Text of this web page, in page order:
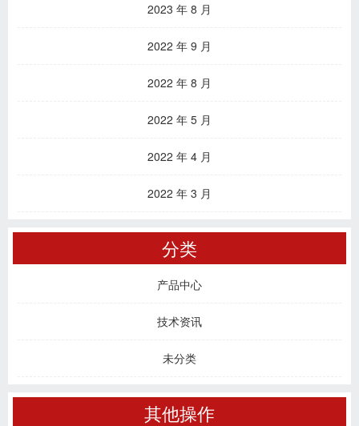
2023 年 8 月
2022 年 9 月
2022 年 8 月
2022 年 5 月
2022 年 4 月
2022 年 3 月
分类
产品中心
技术资讯
未分类
其他操作